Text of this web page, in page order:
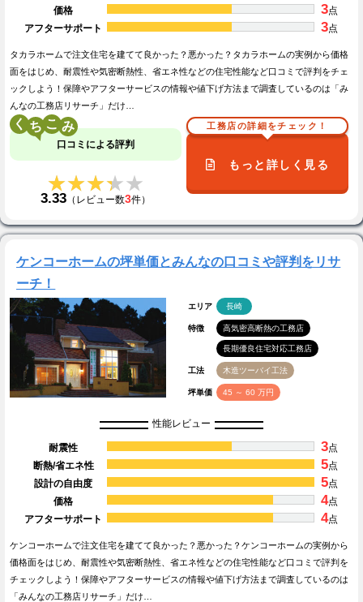
価格
3点
アフターサポート
3点
タカラホームで注文住宅を建てて良かった？悪かった？タカラホームの実例から価格
面をはじめ、耐震性や気密断熱性、省エネ性などの住宅性能など口コミで評判をチェ
ックしよう！保障やアフターサービスの情報や値下げ方法まで調査しているのは「み
んなの工務店リサーチ」だけ…
く こ
口コミによる評判
★★★★★
★★★★★
3.33 （レビュー数3件）
工務店の詳細をチェック！
もっと詳しく見る
ケンコーホームの坪単価とみんなの口コミや評判をリサ
ーチ！
エリア 長崎
特徴 高気密高断熱の工務店
長期優良住宅対応工務店
工法 木造ツーバイ工法
坪単価 45 ～ 60 万円
性能レビュー
耐震性 3点
断熱/省エネ性
5点
設計の自由度
5点
価格
4点
アフターサポート
4点
ケンコーホームで注文住宅を建てて良かった？悪かった？ケンコーホームの実例から
価格面をはじめ、耐震性や気密断熱性、省エネ性などの住宅性能など口コミで評判を
チェックしよう！保障やアフターサービスの情報や値下げ方法まで調査しているのは
「みんなの工務店リサーチ」だけ…